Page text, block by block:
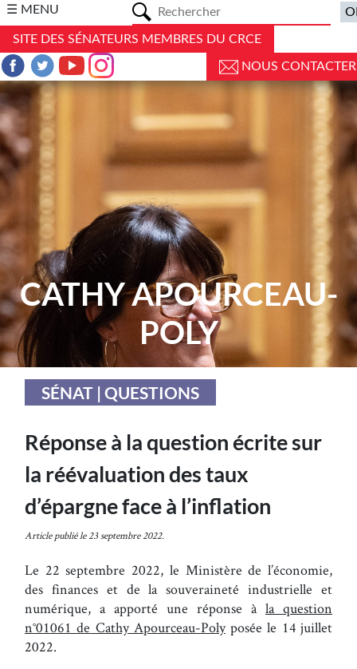
☰ MENU
SITE DES SÉNATEURS MEMBRES DU CRCE
NOUS CONTACTER
CATHY APOURCEAU-
POLY
SÉNAT | QUESTIONS
Réponse à la question écrite sur
la réévaluation des taux
d’épargne face à l’inflation
Article publié le 23 septembre 2022.
Le 22 septembre 2022, le Ministère de l’économie,
des finances et de la souveraineté industrielle et
numérique, a apporté une réponse à la question
n°01061 de Cathy Apourceau-Polyposée le 14 juillet
2022.